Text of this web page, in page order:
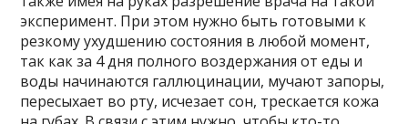
эксперимент. При этом нужно быть готовыми к
резкому ухудшению состояния в любой момент,
так как за 4 дня полного воздержания от еды и
воды начинаются галлюцинации, мучают запоры,
пересыхает во рту, исчезает сон, трескается кожа